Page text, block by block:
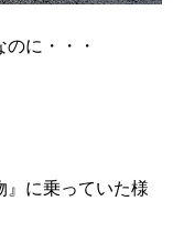
に・・・
』に乗っていた様